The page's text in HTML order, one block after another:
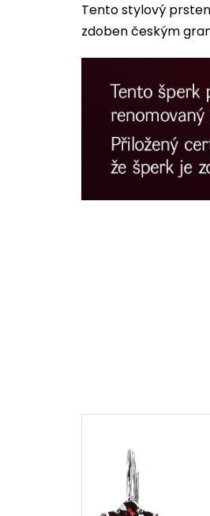
Tento stylový
zdoben českým